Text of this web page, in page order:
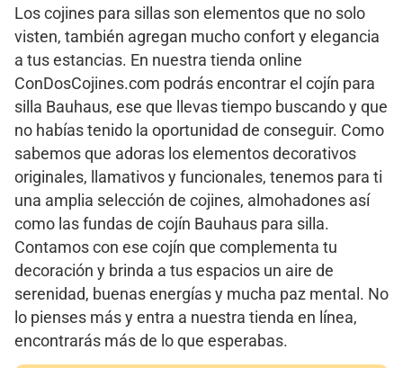
Los cojines para sillas son elementos que no solo
visten, también agregan mucho confort y elegancia
a tus estancias. En nuestra tienda online
ConDosCojines.com podrás encontrar el cojín para
silla Bauhaus, ese que llevas tiempo buscando y que
no habías tenido la oportunidad de conseguir. Como
sabemos que adoras los elementos decorativos
originales, llamativos y funcionales, tenemos para ti
una amplia selección de cojines, almohadones así
como las fundas de cojín Bauhaus para silla.
Contamos con ese cojín que complementa tu
decoración y brinda a tus espacios un aire de
serenidad, buenas energías y mucha paz mental. No
lo pienses más y entra a nuestra tienda en línea,
encontrarás más de lo que esperabas.